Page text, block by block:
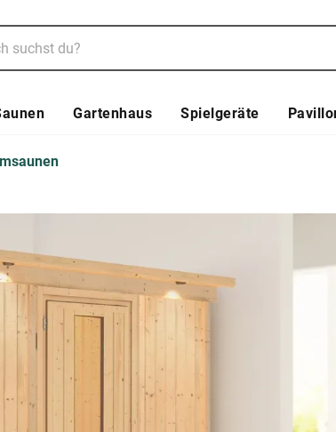
Gartenhaus Spielgeräte